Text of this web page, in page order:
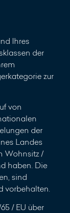
Ihres
der
zur
von
der
Landes
Wohnsitz /
haben. Die
sind
vorbehalten.
/ EU über